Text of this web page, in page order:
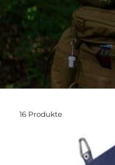
solar
generator
16 Produkte